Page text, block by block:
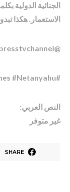
الجنائية الدولية
الاستعمار. هكذا
@presstvchannel
#ICC #WarCrimes #Netanyahu
النص العربي:
غير متوفر
SHARE